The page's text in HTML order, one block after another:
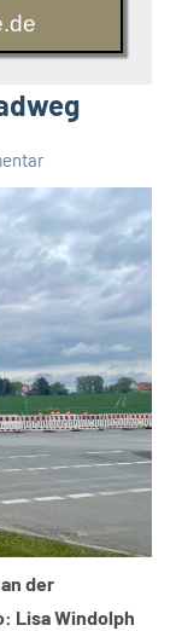
der
Lisa Windolph